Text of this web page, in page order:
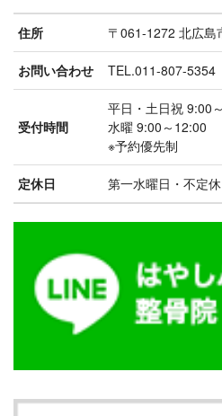
住所 〒061-1272 北広島
お問い合わせ TEL.011-807-5354
受付時間
平日・土日祝 9:00
水曜 9:00～12:00
※予約優先制
定休日 第一水曜日・不定休